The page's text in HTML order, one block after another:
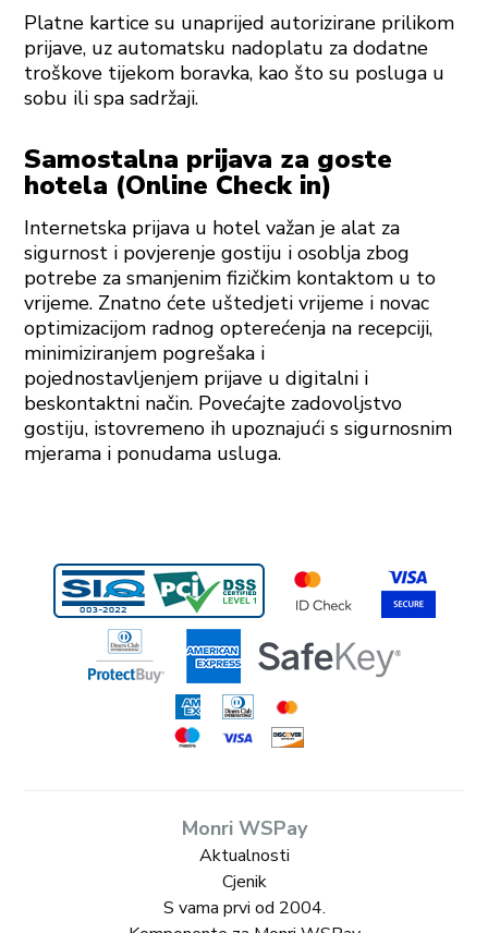
Platne kartice su unaprijed autorizirane prilikom
prijave, uz automatsku nadoplatu za dodatne
troškove tijekom boravka, kao što su posluga u
sobu ili spa sadržaji.
Samostalna prijava za goste
hotela (Online Check in)
Internetska prijava u hotel važan je alat za
sigurnost i povjerenje gostiju i osoblja zbog
potrebe za smanjenim fizičkim kontaktom u to
vrijeme. Znatno ćete uštedjeti vrijeme i novac
optimizacijom radnog opterećenja na recepciji,
minimiziranjem pogrešaka i
pojednostavljenjem prijave u digitalni i
beskontaktni način. Povećajte zadovoljstvo
gostiju, istovremeno ih upoznajući s sigurnosnim
mjerama i ponudama usluga.
Monri WSPay
Aktualnosti
Cjenik
S vama prvi od 2004.